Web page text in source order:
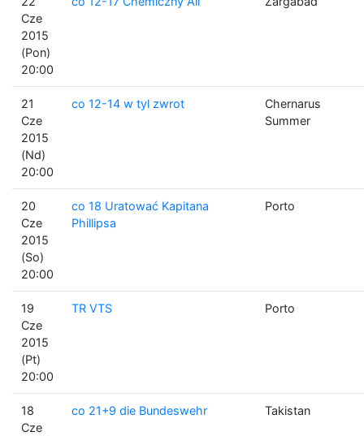
Cze
2015
(Pon)
20:00
21
Cze
2015
(Nd)
20:00
co 12-14 w tyl zwrot
Chernarus
Summer
20
Cze
2015
(So)
20:00
co 18 Uratować Kapitana
Phillipsa
Porto
19
Cze
2015
(Pt)
20:00
TR VTS Porto
18
Cze
co 21+9 die Bundeswehr Takistan